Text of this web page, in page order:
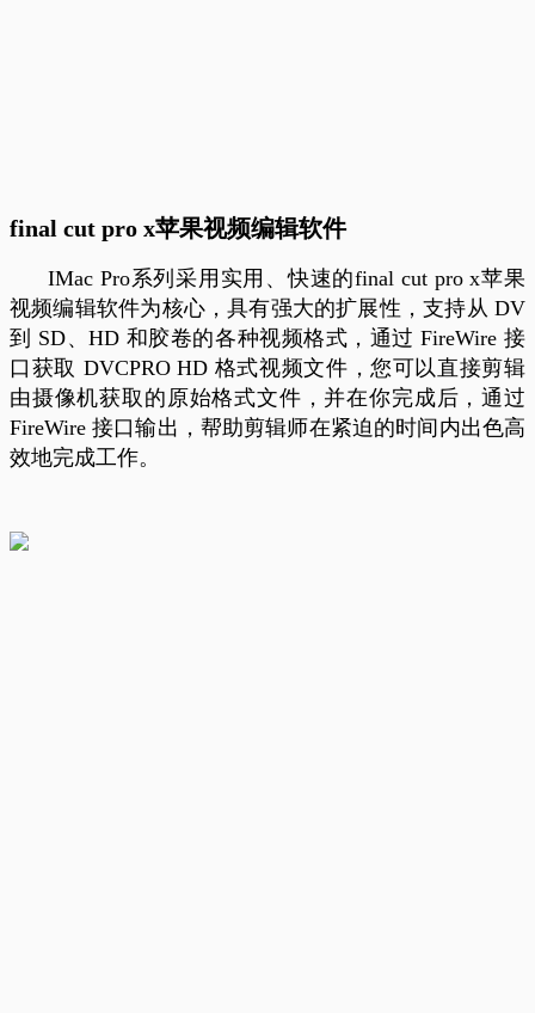
final cut pro x苹果视频编辑软件
IMac Pro系列采用实用、快速的final cut pro x苹果
视频编辑软件为核心，具有强大的扩展性，支持从 DV
到 SD、HD 和胶卷的各种视频格式，通过 FireWire 接
口获取 DVCPRO HD 格式视频文件，您可以直接剪辑
由摄像机获取的原始格式文件，并在你完成后，通过
FireWire 接口输出，帮助剪辑师在紧迫的时间内出色高
效地完成工作。